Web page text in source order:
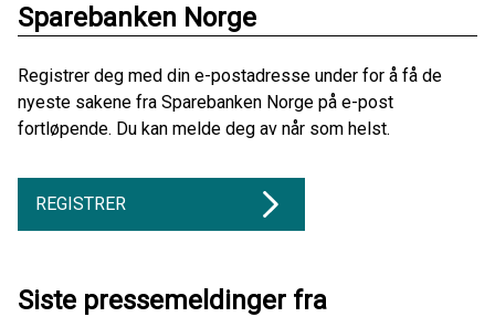
Sparebanken Norge
Registrer deg med din e-postadresse under for å få de
nyeste sakene fra Sparebanken Norge på e-post
fortløpende. Du kan melde deg av når som helst.
REGISTRER
Siste pressemeldinger fra